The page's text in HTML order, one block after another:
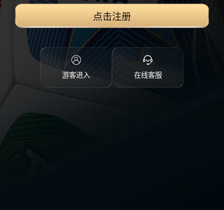
点击注册
游客进入 在线客服